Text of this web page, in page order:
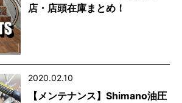
店・店頭在庫まとめ！
2020.02.10
【メンテナンス】Shimano油圧